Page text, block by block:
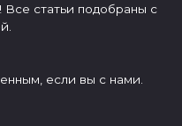
статьи подобраны с
если вы с нами.